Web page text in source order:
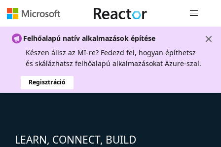
Felhőalapú natív alkalmazások építése
Készen állsz az MI-re? Fedezd fel, hogyan építhetsz
és skálázhatsz felhőalapú alkalmazásokat Azure-szal.
Regisztráció
LEARN, CONNECT, BUILD